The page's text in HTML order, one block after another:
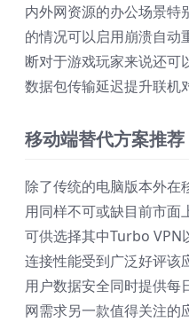
内外网资源的办公场景特
的情况可以启用崩溃自动
断对于游戏玩家来说还可
数据包传输延迟提升联机
移动端替代方案推荐
除了传统的电脑版本外在
用同样不可或缺目前市面
可供选择其中Turbo VPN
连接性能受到广泛好评该
用户数据安全同时提供每
网需求另一款值得关注